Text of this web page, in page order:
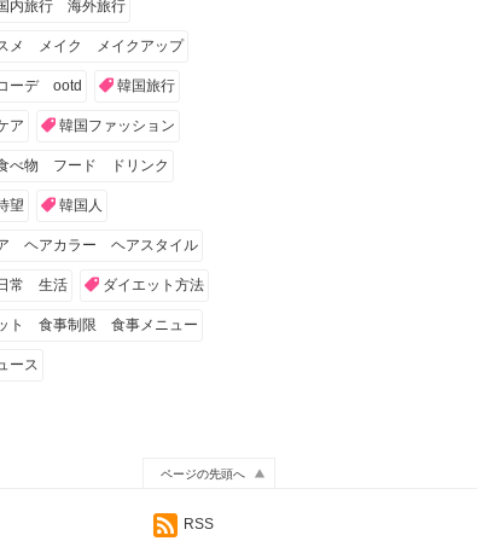
内旅行 海外旅行
メ メイク メイクアップ
ーデ ootd 韓国旅行
ア 韓国ファッション
べ物 フード ドリンク
望 韓国人
ヘアカラー ヘアスタイル
常 生活 ダイエット方法
ト 食事制限 食事メニュー
ース
ページの先頭へ
RSS